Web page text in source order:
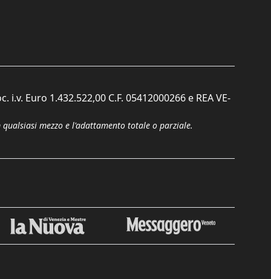
Euro 1.432.522,00 C.F. 05412000266 e REA VE-
mezzo e l'adattamento totale o parziale.